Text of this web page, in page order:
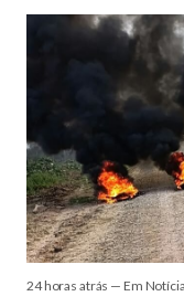
24 horas atrás — Em